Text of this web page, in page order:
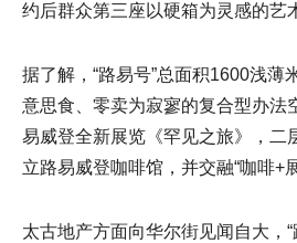
约后群众第三座以硬箱为灵感的艺
据了解，“路易号”总面积1600浅薄
意思食、零卖为寂寥的复合型办法
易威登全新展览《罕见之旅》，二
立路易威登咖啡馆，并交融“咖啡+
太古地产方面向华尔街见闻自大，